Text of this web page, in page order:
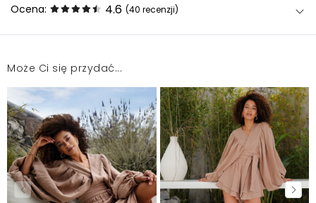
Ocena: 4.6 (40 recenzji)
Piękna koszula, piękny kolor
Alicja
2026-07-23
Idealna koszula na plażę i letnie wyjazdy. Material
produktu bardzo wysokiej jakości
Weronika
2026-07-15
Może Ci się przydać...